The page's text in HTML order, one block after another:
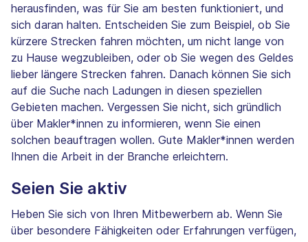
herausfinden, was für Sie am besten funktioniert, und
sich daran halten. Entscheiden Sie zum Beispiel, ob Sie
kürzere Strecken fahren möchten, um nicht lange von
zu Hause wegzubleiben, oder ob Sie wegen des Geldes
lieber längere Strecken fahren. Danach können Sie sich
auf die Suche nach Ladungen in diesen speziellen
Gebieten machen. Vergessen Sie nicht, sich gründlich
über Makler*innen zu informieren, wenn Sie einen
solchen beauftragen wollen. Gute Makler*innen werden
Ihnen die Arbeit in der Branche erleichtern.
Seien Sie aktiv
Heben Sie sich von Ihren Mitbewerbern ab. Wenn Sie
über besondere Fähigkeiten oder Erfahrungen verfügen,